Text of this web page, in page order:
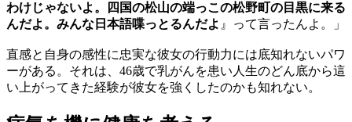
わけじゃないよ。四国の松山の端っこの松野町の目黒に来る
んだよ。みんな日本語喋っとるんだよ 』って言ったんよ。」
直感と自身の感性に忠実な彼女の行動力には底知れないパワ
ーがある。それは、46歳で乳がんを患い人生のどん底から這
い上がってきた経験が彼女を強くしたのかも知れない。